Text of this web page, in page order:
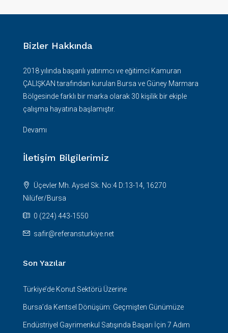
Bizler Hakkında
2018 yılında başarılı yatırımcı ve eğitimci Kamuran
ÇALIŞKAN tarafından kurulan Bursa ve Güney Marmara
Bölgesinde farklı bir marka olarak 30 kişilik bir ekiple
çalışma hayatına başlamıştır.
Devamı
İletişim Bilgilerimiz
Üçevler Mh. Aysel Sk. No:4 D:13-14, 16270
Nilüfer/Bursa
0 (224) 443-1550
safir@referansturkiye.net
Son Yazılar
Türkiye’de Konut Sektörü Üzerine
Bursa’da Kentsel Dönüşüm: Geçmişten Günümüze
Endüstriyel Gayrimenkul Satışında Başarı İçin 7 Adım